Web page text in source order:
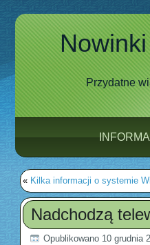
Przydatne
« Kilka informacji o systemie
Nadchodzą
Opublikowano 10 grudnia